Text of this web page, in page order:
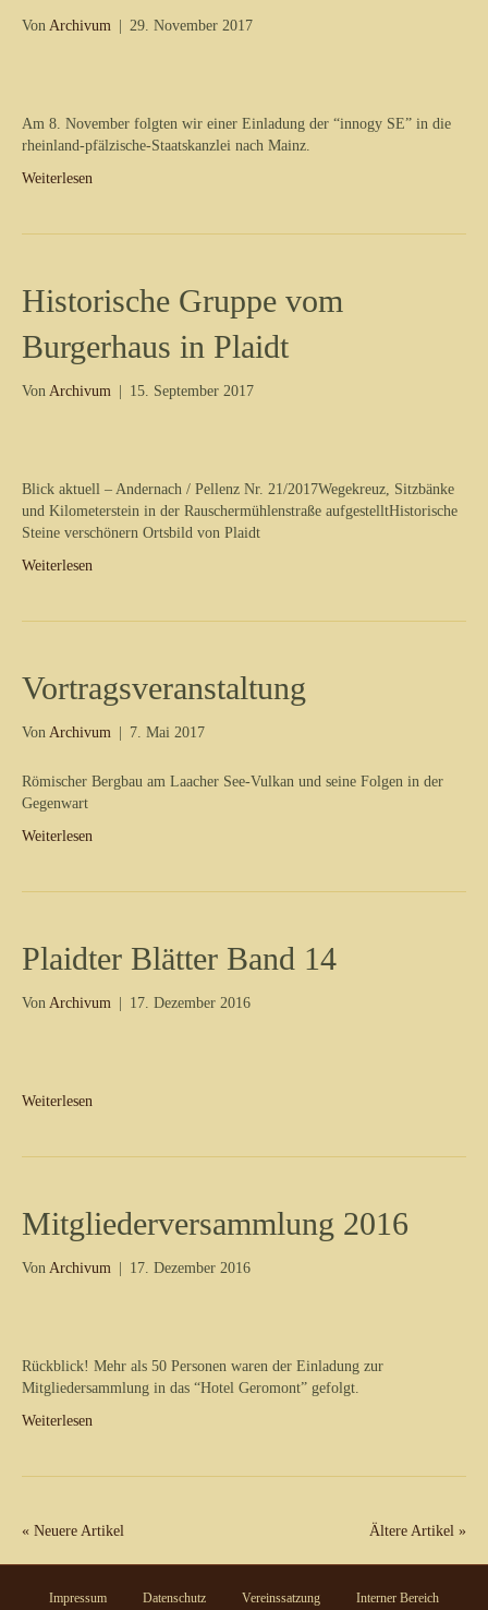
Von Archivum 29. November 2017
Am 8. November folgten wir einer Einladung der “innogy SE” in die
rheinland-pfälzische-Staatskanzlei nach Mainz.
Weiterlesen
Historische Gruppe vom
Burgerhaus in Plaidt
Von Archivum 15. September 2017
Blick aktuell – Andernach / Pellenz Nr. 21/2017Wegekreuz, Sitzbänke
und Kilometerstein in der Rauschermühlenstraße aufgestelltHistorische
Steine verschönern Ortsbild von Plaidt
Weiterlesen
Vortragsveranstaltung
Von Archivum 7. Mai 2017
Römischer Bergbau am Laacher See-Vulkan und seine Folgen in der
Gegenwart
Weiterlesen
Plaidter Blätter Band 14
Von Archivum 17. Dezember 2016
Weiterlesen
Mitgliederversammlung 2016
Von Archivum 17. Dezember 2016
Rückblick! Mehr als 50 Personen waren der Einladung zur
Mitgliedersammlung in das “Hotel Geromont” gefolgt.
Weiterlesen
« Neuere Artikel Ältere Artikel »
Impressum Datenschutz Vereinssatzung Interner Bereich